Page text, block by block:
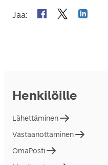
Jaa:
Henkilöille
Lähettäminen
Vastaanottaminen
OmaPosti